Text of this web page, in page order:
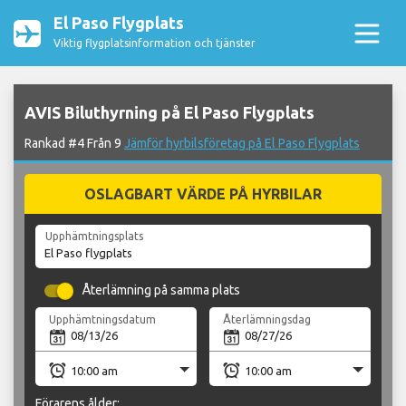
El Paso Flygplats
Viktig flygplatsinformation och tjänster
AVIS Biluthyrning på El Paso Flygplats
Rankad #4 Från 9 Jämför hyrbilsföretag på El Paso Flygplats
OSLAGBART VÄRDE PÅ HYRBILAR
Upphämtningsplats
Återlämning på samma plats
Upphämtningsdatum Återlämningsdag